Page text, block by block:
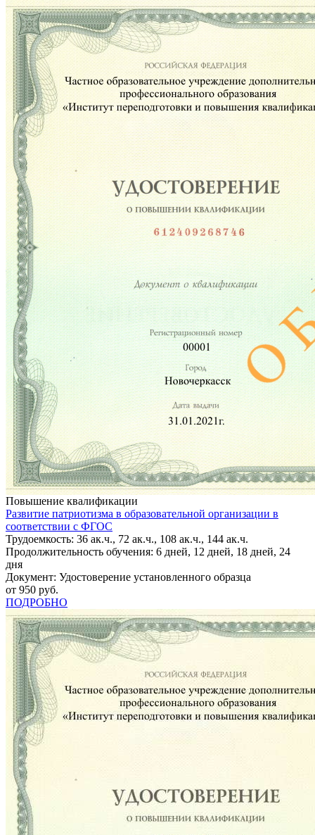
Повышение квалификации
Развитие патриотизма в образовательной организации в
соответствии с ФГОС
Трудоемкость: 36 ак.ч., 72 ак.ч., 108 ак.ч., 144 ак.ч.
Продолжительность обучения: 6 дней, 12 дней, 18 дней, 24
дня
Документ: Удостоверение установленного образца
от 950 руб.
ПОДРОБНО